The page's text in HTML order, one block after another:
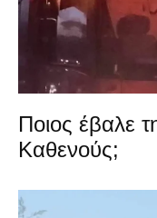
Ποιος έβαλε
Καθενούς;